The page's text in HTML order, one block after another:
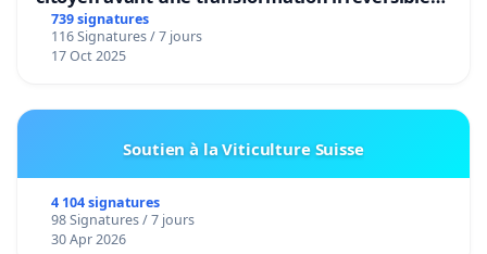
de notre territoire »
739 signatures
116 Signatures / 7 jours
17 Oct 2025
Soutien à la Viticulture Suisse
4 104 signatures
98 Signatures / 7 jours
30 Apr 2026